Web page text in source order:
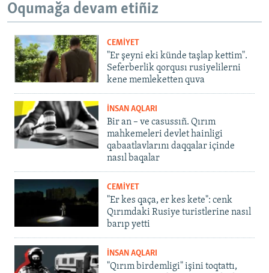
Oqumağa devam etiñiz
CEMİYET
"Er şeyni eki künde taşlap kettim".
Seferberlik qorqusı rusiyelilerni
kene memleketten quva
İNSAN AQLARI
Bir an – ve casussıñ. Qırım
mahkemeleri devlet hainligi
qabaatlavlarını daqqalar içinde
nasıl baqalar
CEMİYET
"Er kes qaça, er kes kete": cenk
Qırımdaki Rusiye turistlerine nasıl
barıp yetti
İNSAN AQLARI
"Qırım birdemligi" işini toqtattı,